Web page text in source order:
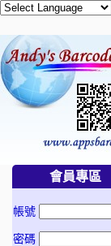
會員專區
帳號
密碼